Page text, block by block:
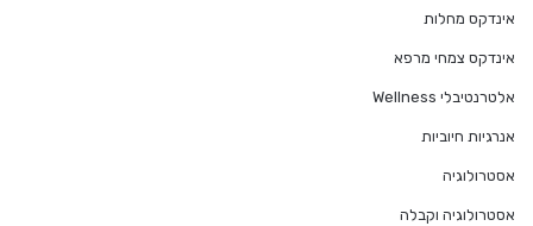
אינדקס מחלות
אינדקס צמחי מרפא
אלטרנטיבלי Wellness
אנרגיות חיוביות
אסטרולוגיה
אסטרולוגיה וקבלה